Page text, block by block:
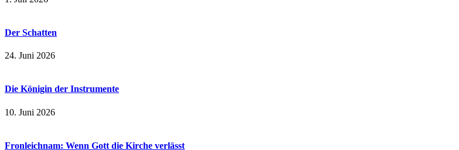
Der Schatten
24. Juni 2026
Die Königin der Instrumente
10. Juni 2026
Fronleichnam: Wenn Gott die Kirche verlässt